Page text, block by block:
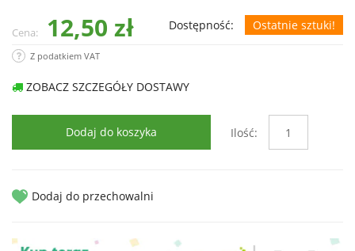
Cena: 12,50 zł Dostępność: Ostatnie sztuki!
Z podatkiem VAT
ZOBACZ SZCZEGÓŁY DOSTAWY
Dodaj do koszyka Ilość:
Dodaj do przechowalni